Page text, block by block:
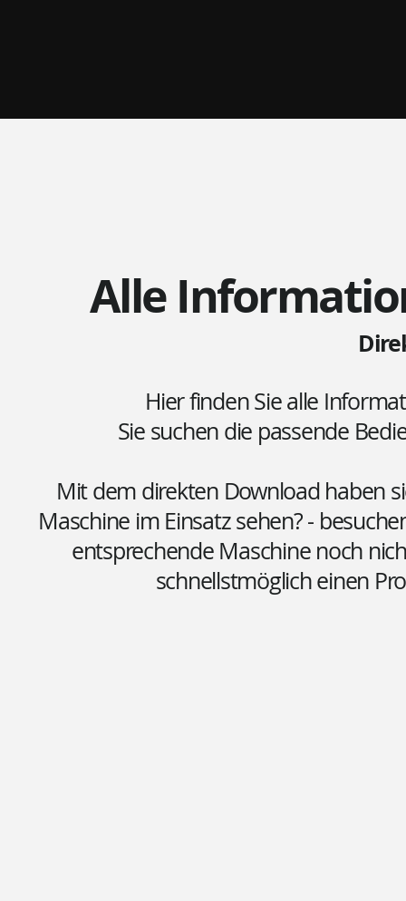
Alle
Hier finden Sie alle
Sie suchen die passende
Mit dem direkten Download haben
Maschine im Einsatz sehen? -
entsprechende Maschine noch
schnellstmöglich einen